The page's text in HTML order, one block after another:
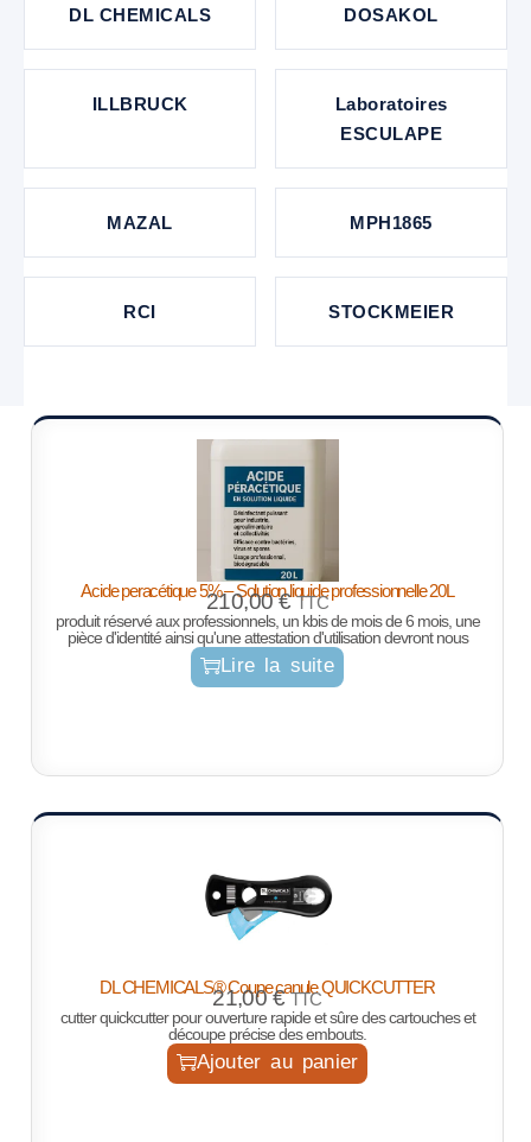
DL CHEMICALS DOSAKOL
ILLBRUCK
Laboratoires
ESCULAPE
MAZAL MPH1865
RCI STOCKMEIER
Acide peracétique 5% – Solution liquide professionnelle 20L
210,00€ TTC
produit réservé aux professionnels, un kbis de mois de 6 mois, une
pièce d'identité ainsi qu'une attestation d'utilisation devront nous
Lire la suite
DL CHEMICALS® Coupe canule QUICKCUTTER
21,00€ TTC
cutter quickcutter pour ouverture rapide et sûre des cartouches et
découpe précise des embouts.
Ajouter au panier